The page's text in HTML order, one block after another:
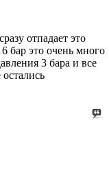
отпадает это
бар это очень много
3 бара и все